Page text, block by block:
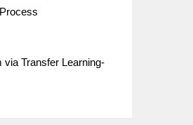
Transfer Learning-